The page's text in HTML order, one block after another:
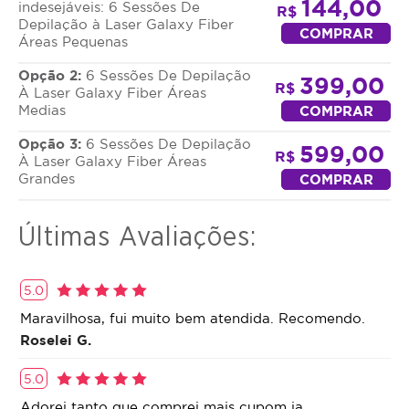
ao fato de que a pele mais pigmentada pode
reduzir a eficácia da depilação a laser.
um dia antes ou no dia da sessão de laser. Entre as
sessões, é importante não realizar métodos de
depilação que removam os pelos pela raiz, como o
uso de cera ou depiladores elétricos.
A duração do procedimento varia, podendo levar
da área a ser tratada.
indesejáveis: 6 Sessões De
Depilação à Laser Galaxy Fiber
Áreas Pequenas
R$ 144,00
COMPRAR
Opção 2: 6 Sessões De Depilação
À Laser Galaxy Fiber Áreas
Medias
R$ 399,00
COMPRAR
Opção 3: 6 Sessões De Depilação
À Laser Galaxy Fiber Áreas
Grandes
R$ 599,00
COMPRAR
Últimas Avaliações:
5.0
Maravilhosa, fui muito bem atendida. Recomendo.
Roselei G.
5.0